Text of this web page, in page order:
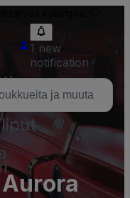
1 new
notification